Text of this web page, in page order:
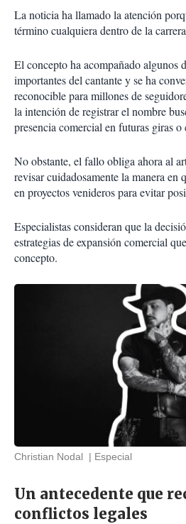
La noticia ha llamado la atención
término cualquiera dentro de la
El concepto ha acompañado algunos
importantes del cantante y se ha
reconocible para millones de
la intención de registrar el nombre
presencia comercial en futuras giras
No obstante, el fallo obliga ahora al
revisar cuidadosamente la manera en
en proyectos venideros para evitar
Especialistas consideran que la
estrategias de expansión comercial
concepto.
Christian Nodal Especial
Un antecedente que
conflictos legales